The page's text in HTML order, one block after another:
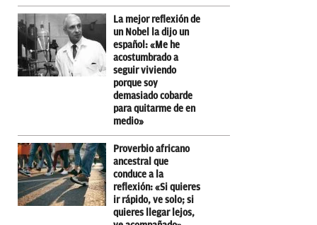
La mejor reflexión de
un Nobel la dijo un
español: «Me he
acostumbrado a
seguir viviendo
porque soy
demasiado cobarde
para quitarme de en
medio»
Proverbio africano
ancestral que
conduce a la
reflexión: «Si quieres
ir rápido, ve solo; si
quieres llegar lejos,